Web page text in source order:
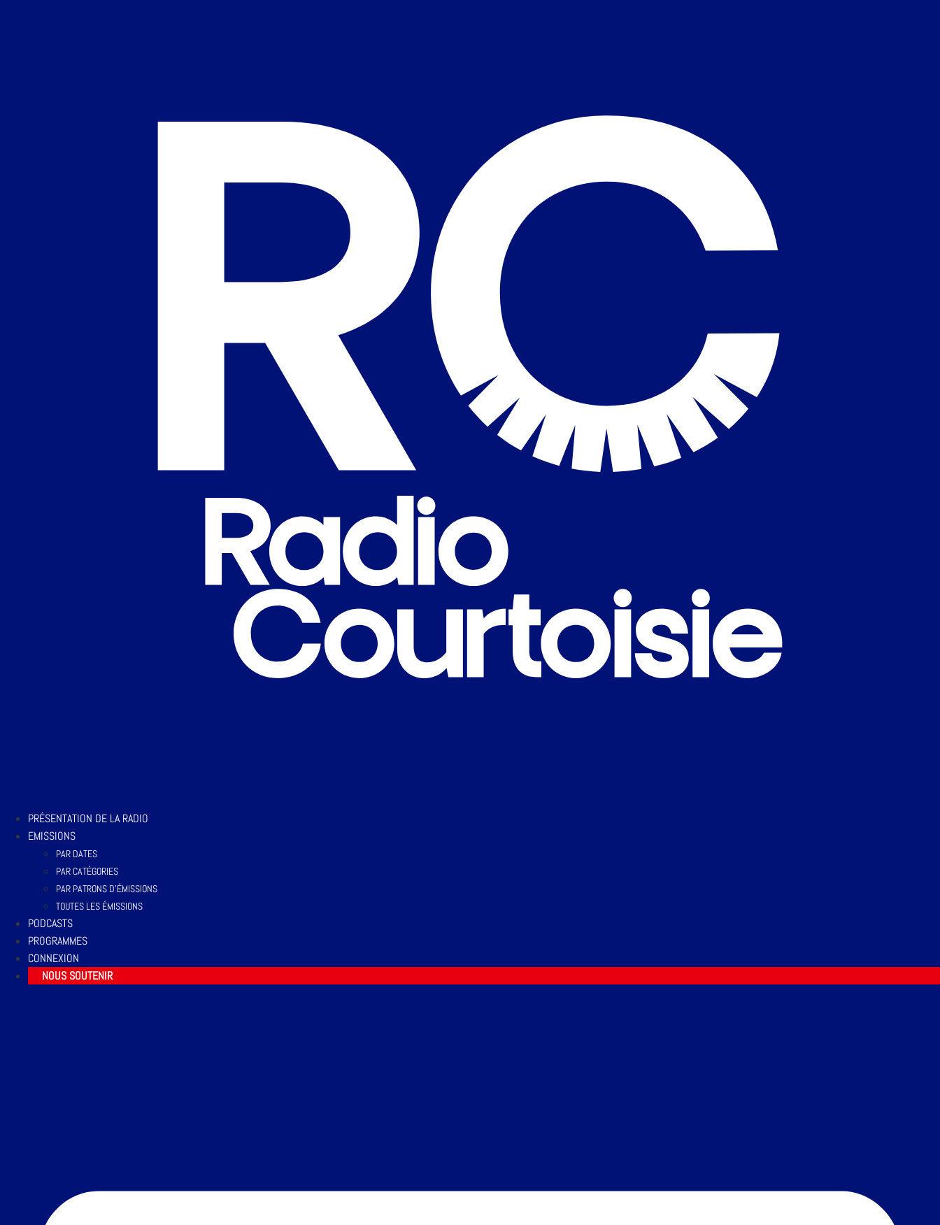
PRÉSENTATION DE LA RADIO
EMISSIONS
PAR DATES
PAR CATÉGORIES
PAR PATRONS D’ÉMISSIONS
TOUTES LES ÉMISSIONS
PODCASTS
PROGRAMMES
CONNEXION
NOUS SOUTENIR